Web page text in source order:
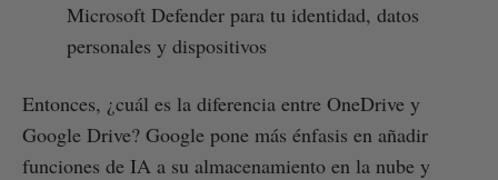
Microsoft Defender para tu identidad, datos
personales y dispositivos
Entonces, ¿cuál es la diferencia entre OneDrive y
Google Drive? Google pone más énfasis en añadir
funciones de IA a su almacenamiento en la nube y